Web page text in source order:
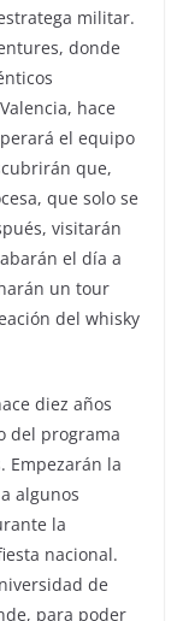
militar.
donde
hace
el equipo
que,
que solo se
visitarán
el día a
un tour
del whisky
diez años
del programa
Empezarán la
algunos
la
nacional.
de
para poder